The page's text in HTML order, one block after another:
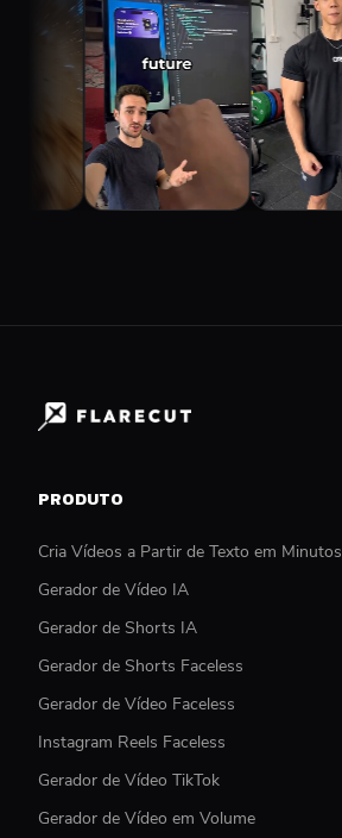
PRODUTO
Cria Vídeos a Partir de Texto em Minutos
Gerador de Vídeo IA
Gerador de Shorts IA
Gerador de Shorts Faceless
Gerador de Vídeo Faceless
Instagram Reels Faceless
Gerador de Vídeo TikTok
Gerador de Vídeo em Volume